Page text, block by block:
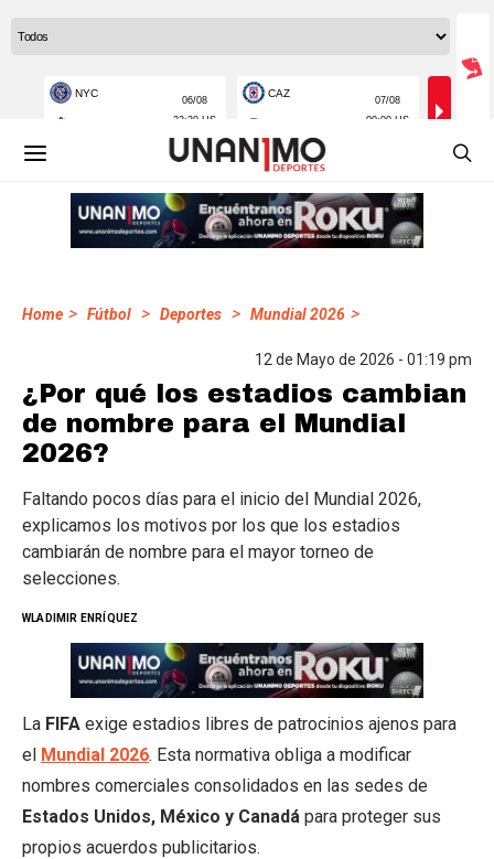
Home > Fútbol > Deportes > Mundial 2026 >
12 de Mayo de 2026 - 01:19 pm
¿Por qué los estadios cambian
de nombre para el Mundial
2026?
Faltando pocos días para el inicio del Mundial 2026,
explicamos los motivos por los que los estadios
cambiarán de nombre para el mayor torneo de
selecciones.
WLADIMIR ENRÍQUEZ
La FIFA exige estadios libres de patrocinios ajenos para
el Mundial 2026. Esta normativa obliga a modificar
nombres comerciales consolidados en las sedes de
Estados Unidos, México y Canadá para proteger sus
propios acuerdos publicitarios.